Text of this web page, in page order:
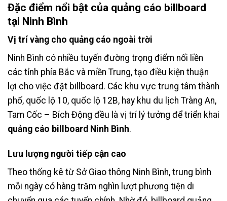
Đặc điểm nổi bật của quảng cáo billboard
tại Ninh Bình
Vị trí vàng cho quảng cáo ngoài trời
Ninh Bình có nhiều tuyến đường trọng điểm nối liền
các tỉnh phía Bắc và miền Trung, tạo điều kiện thuận
lợi cho việc đặt billboard. Các khu vực trung tâm thành
phố, quốc lộ 10, quốc lộ 12B, hay khu du lịch Tràng An,
Tam Cốc – Bích Động đều là vị trí lý tưởng để triển khai
quảng cáo billboard Ninh Bình.
Lưu lượng người tiếp cận cao
Theo thống kê từ Sở Giao thông Ninh Bình, trung bình
mỗi ngày có hàng trăm nghìn lượt phương tiện di